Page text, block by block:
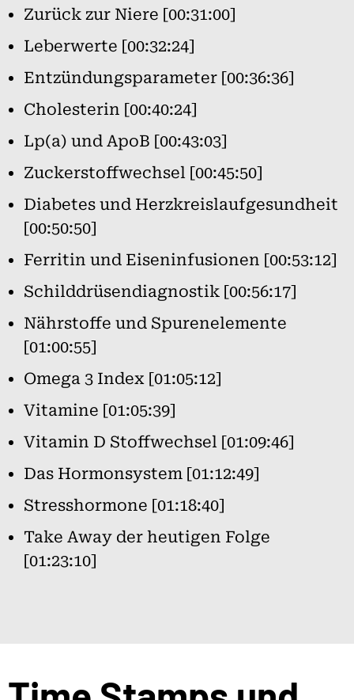
Zurück zur Niere [00:31:00]
Leberwerte [00:32:24]
Entzündungsparameter [00:36:36]
Cholesterin [00:40:24]
Lp(a) und ApoB [00:43:03]
Zuckerstoffwechsel [00:45:50]
Diabetes und Herzkreislaufgesundheit
[00:50:50]
Ferritin und Eiseninfusionen [00:53:12]
Schilddrüsendiagnostik [00:56:17]
Nährstoffe und Spurenelemente
[01:00:55]
Omega 3 Index [01:05:12]
Vitamine [01:05:39]
Vitamin D Stoffwechsel [01:09:46]
Das Hormonsystem [01:12:49]
Stresshormone [01:18:40]
Take Away der heutigen Folge
[01:23:10]